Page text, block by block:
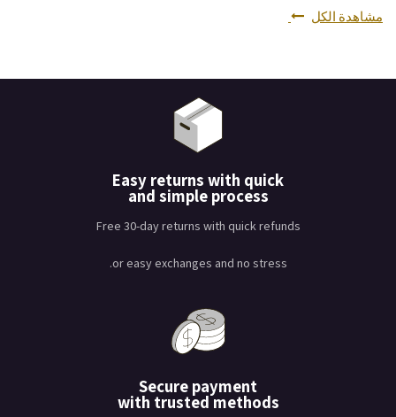
مشاهدة الكل
Easy returns with quick
and simple process
Free 30-day returns with quick refunds
or easy exchanges and no stress.
Secure payment
with trusted methods